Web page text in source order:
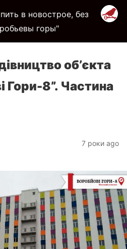
в новострое, без
горы"
об’єкта
Гори-8”. Частина
7 роки ago